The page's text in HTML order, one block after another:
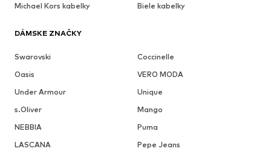
Michael Kors kabelky
Biele kabelky
DÁMSKE ZNAČKY
Swarovski
Coccinelle
Oasis
VERO MODA
Under Armour
Unique
s.Oliver
Mango
NEBBIA
Puma
LASCANA
Pepe Jeans